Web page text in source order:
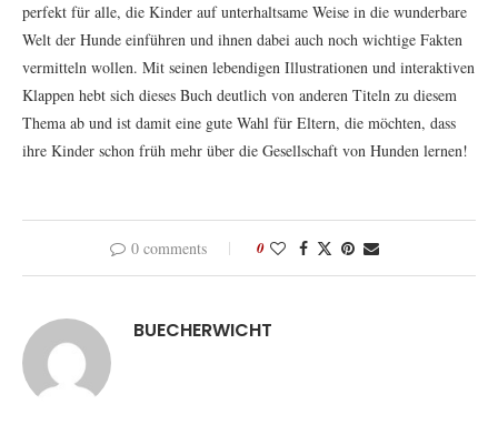
perfekt für alle, die Kinder auf unterhaltsame Weise in die wunderbare
Welt der Hunde einführen und ihnen dabei auch noch wichtige Fakten
vermitteln wollen. Mit seinen lebendigen Illustrationen und interaktiven
Klappen hebt sich dieses Buch deutlich von anderen Titeln zu diesem
Thema ab und ist damit eine gute Wahl für Eltern, die möchten, dass
ihre Kinder schon früh mehr über die Gesellschaft von Hunden lernen!
0 comments 0
BUECHERWICHT